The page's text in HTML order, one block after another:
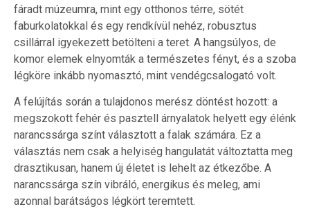
fáradt múzeumra, mint egy otthonos térre, sötét
faburkolatokkal és egy rendkívül nehéz, robusztus
csillárral igyekezett betölteni a teret. A hangsúlyos, de
komor elemek elnyomták a természetes fényt, és a szoba
légköre inkább nyomasztó, mint vendégcsalogató volt.
A felújítás során a tulajdonos merész döntést hozott: a
megszokott fehér és pasztell árnyalatok helyett egy élénk
narancssárga színt választott a falak számára. Ez a
választás nem csak a helyiség hangulatát változtatta meg
drasztikusan, hanem új életet is lehelt az étkezőbe. A
narancssárga szín vibráló, energikus és meleg, ami
azonnal barátságos légkört teremtett.